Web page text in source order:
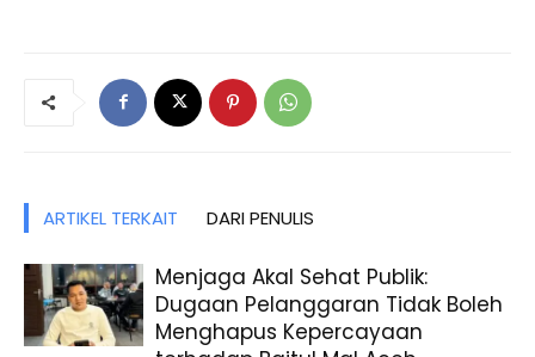
ARTIKEL TERKAIT DARI PENULIS
Menjaga Akal Sehat Publik:
Dugaan Pelanggaran Tidak Boleh
Menghapus Kepercayaan